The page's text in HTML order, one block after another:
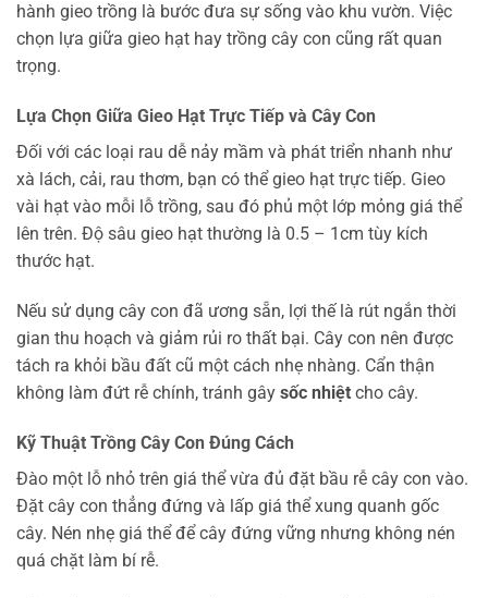
hành gieo trồng là bước đưa sự sống vào khu vườn. Việc
chọn lựa giữa gieo hạt hay trồng cây con cũng rất quan
trọng.
Lựa Chọn Giữa Gieo Hạt Trực Tiếp và Cây Con
Đối với các loại rau dễ nảy mầm và phát triển nhanh như
xà lách, cải, rau thơm, bạn có thể gieo hạt trực tiếp. Gieo
vài hạt vào mỗi lỗ trồng, sau đó phủ một lớp mỏng giá thể
lên trên. Độ sâu gieo hạt thường là 0.5 – 1cm tùy kích
thước hạt.
Nếu sử dụng cây con đã ương sẵn, lợi thế là rút ngắn thời
gian thu hoạch và giảm rủi ro thất bại. Cây con nên được
tách ra khỏi bầu đất cũ một cách nhẹ nhàng. Cẩn thận
không làm đứt rễ chính, tránh gây sốc nhiệt cho cây.
Kỹ Thuật Trồng Cây Con Đúng Cách
Đào một lỗ nhỏ trên giá thể vừa đủ đặt bầu rễ cây con vào.
Đặt cây con thẳng đứng và lấp giá thể xung quanh gốc
cây. Nén nhẹ giá thể để cây đứng vững nhưng không nén
quá chặt làm bí rễ.